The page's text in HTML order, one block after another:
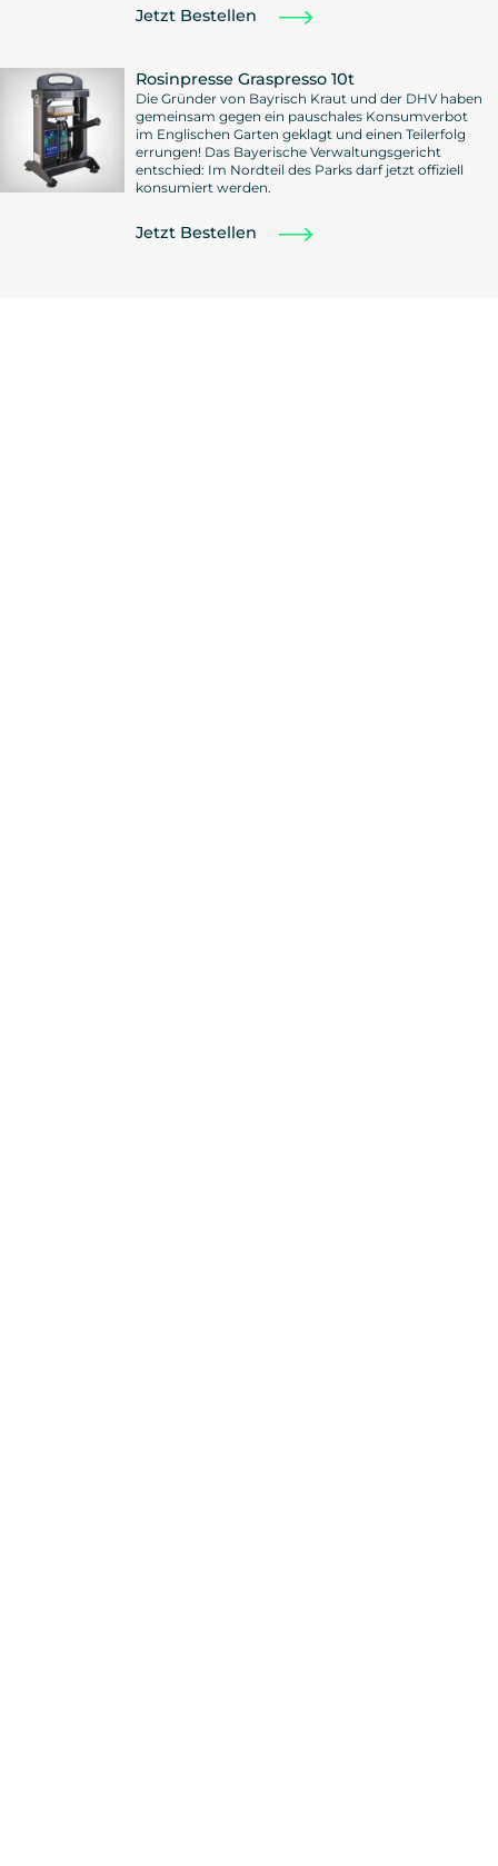
Jetzt Bestellen
Rosinpresse Graspresso 10t
Die Gründer von Bayrisch Kraut und der DHV haben
gemeinsam gegen ein pauschales Konsumverbot
im Englischen Garten geklagt und einen Teilerfolg
errungen! Das Bayerische Verwaltungsgericht
entschied: Im Nordteil des Parks darf jetzt offiziell
konsumiert werden.
Jetzt Bestellen